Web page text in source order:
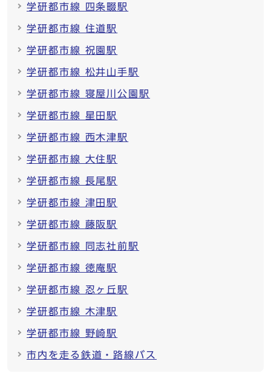
学研都市線 四条畷駅
学研都市線 住道駅
学研都市線 祝園駅
学研都市線 松井山手駅
学研都市線 寝屋川公園駅
学研都市線 星田駅
学研都市線 西木津駅
学研都市線 大住駅
学研都市線 長尾駅
学研都市線 津田駅
学研都市線 藤阪駅
学研都市線 同志社前駅
学研都市線 徳庵駅
学研都市線 忍ヶ丘駅
学研都市線 木津駅
学研都市線 野崎駅
市内を走る鉄道・路線バス